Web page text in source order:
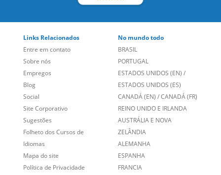
Links Relacionados
Entre em contato
Sobre nós
Empregos
Blog
Social
Site Corporativo
Sugestões
No mundo todo
BRASIL
PORTUGAL
ESTADOS UNIDOS (EN)
ESTADOS UNIDOS (ES)
CANADÁ (EN)
REINO UNIDO E IRLANDA
AUSTRÁLIA E NOVA